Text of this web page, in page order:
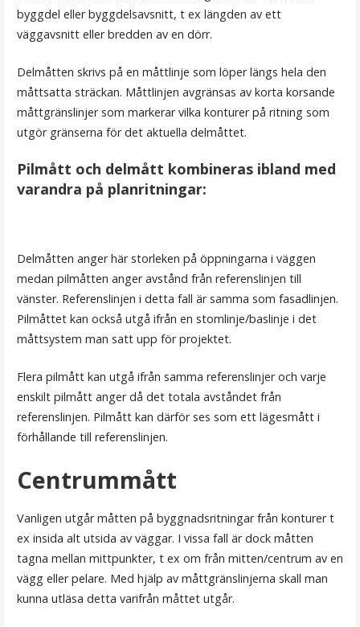
byggdel eller byggdelsavsnitt, t ex längden av ett
väggavsnitt eller bredden av en dörr.
Delmåtten skrivs på en måttlinje som löper längs hela den
måttsatta sträckan. Måttlinjen avgränsas av korta korsande
måttgränslinjer som markerar vilka konturer på ritning som
utgör gränserna för det aktuella delmåttet.
Pilmått och delmått kombineras ibland med
varandra på planritningar:
Delmåtten anger här storleken på öppningarna i väggen
medan pilmåtten anger avstånd från referenslinjen till
vänster. Referenslinjen i detta fall är samma som fasadlinjen.
Pilmåttet kan också utgå ifrån en stomlinje/baslinje i det
måttsystem man satt upp för projektet.
Flera pilmått kan utgå ifrån samma referenslinjer och varje
enskilt pilmått anger då det totala avståndet från
referenslinjen. Pilmått kan därför ses som ett lägesmått i
förhållande till referenslinjen.
Centrummått
Vanligen utgår måtten på byggnadsritningar från konturer t
ex insida alt utsida av väggar. I vissa fall är dock måtten
tagna mellan mittpunkter, t ex om från mitten/centrum av en
vägg eller pelare. Med hjälp av måttgränslinjerna skall man
kunna utläsa detta varifrån måttet utgår.